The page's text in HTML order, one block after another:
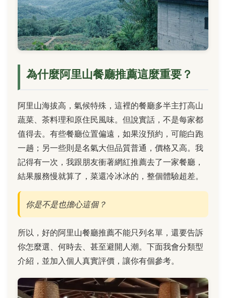
為什麼阿里山餐廳推薦這麼重要？
阿里山海拔高，氣候特殊，這裡的餐廳多半主打高山
蔬菜、茶料理和原住民風味。但說實話，不是每家都
值得去。有些餐廳位置偏遠，如果沒預約，可能白跑
一趟；另一些則是名氣大但品質普通，價格又高。我
記得有一次，我跟朋友衝著網紅推薦去了一家餐廳，
結果服務慢就算了，菜還冷冰冰的，整個體驗超差。
你是不是也擔心這個？
所以，好的阿里山餐廳推薦不能只列名單，還要告訴
你怎麼選、何時去、甚至避開人潮。下面我會分類型
介紹，並加入個人真實評價，讓你有個參考。